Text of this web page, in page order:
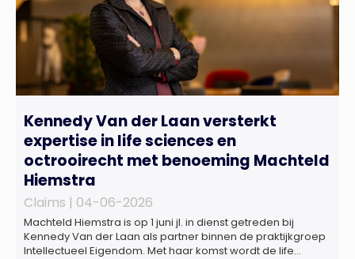
Kennedy Van der Laan versterkt
expertise in life sciences en
octrooirecht met benoeming Machteld
Hiemstra
Claims | 04-06-2026
Machteld Hiemstra is op 1 juni jl. in dienst getreden bij
Kennedy Van der Laan als partner binnen de praktijkgroep
Intellectueel Eigendom. Met haar komst wordt de life